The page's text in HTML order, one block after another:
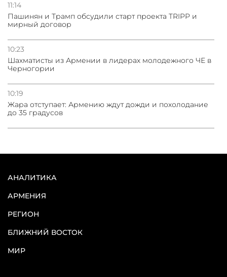
11:14
Пашинян и Трамп обсудили старт проекта TRIPP и
мирный договор
10:23
Шахматисты из Армении в лидерах молодежного ЧЕ в
Черногории
10:19
Жара отступает: Армению ждут дожди и похолодание
до 35 градусов
АНАЛИТИКА
АРМЕНИЯ
РЕГИОН
БЛИЖНИЙ ВОСТОК
МИР